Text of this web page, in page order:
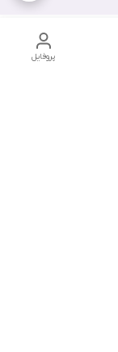
پروفایل